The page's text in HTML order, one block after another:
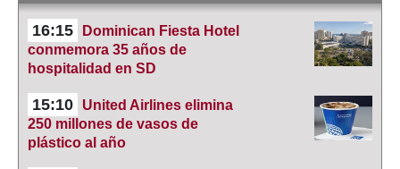
16:15
Dominican Fiesta Hotel
conmemora 35 años de
hospitalidad en SD
15:10
United Airlines elimina
250 millones de vasos de
plástico al año